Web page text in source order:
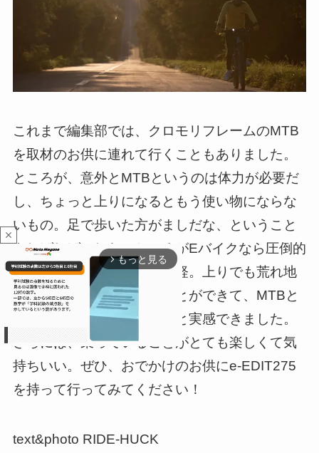
これまで編集部では、クロモリフレームのMTB
を取材のお供に連れて行くこともありました。
ところが、意外とMTBというのは体力が必要だ
し、ちょっと上りになるともう使い物にならな
いもの。足で歩いた方がましだな、ということ
もしばしばでした。ところがEバイクなら圧倒的
にバイクに近く、さらに気軽。上りでも荒れ地
でもぐいぐい進んで行くことができて、MTBと
は本質的に違うモノなのだと実感できました。
さらには、乗っていることがとても楽しくて気
持ちいい。ぜひ、おでかけのお供にe-EDIT275
を持って行ってみてください！
text&photo RIDE-HUCK
close
arrow_forward_ios もっと見る
M